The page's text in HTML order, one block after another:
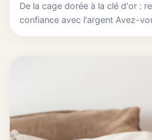
De la cage dorée à la clé d'or :
confiance avec l'argent Avez-